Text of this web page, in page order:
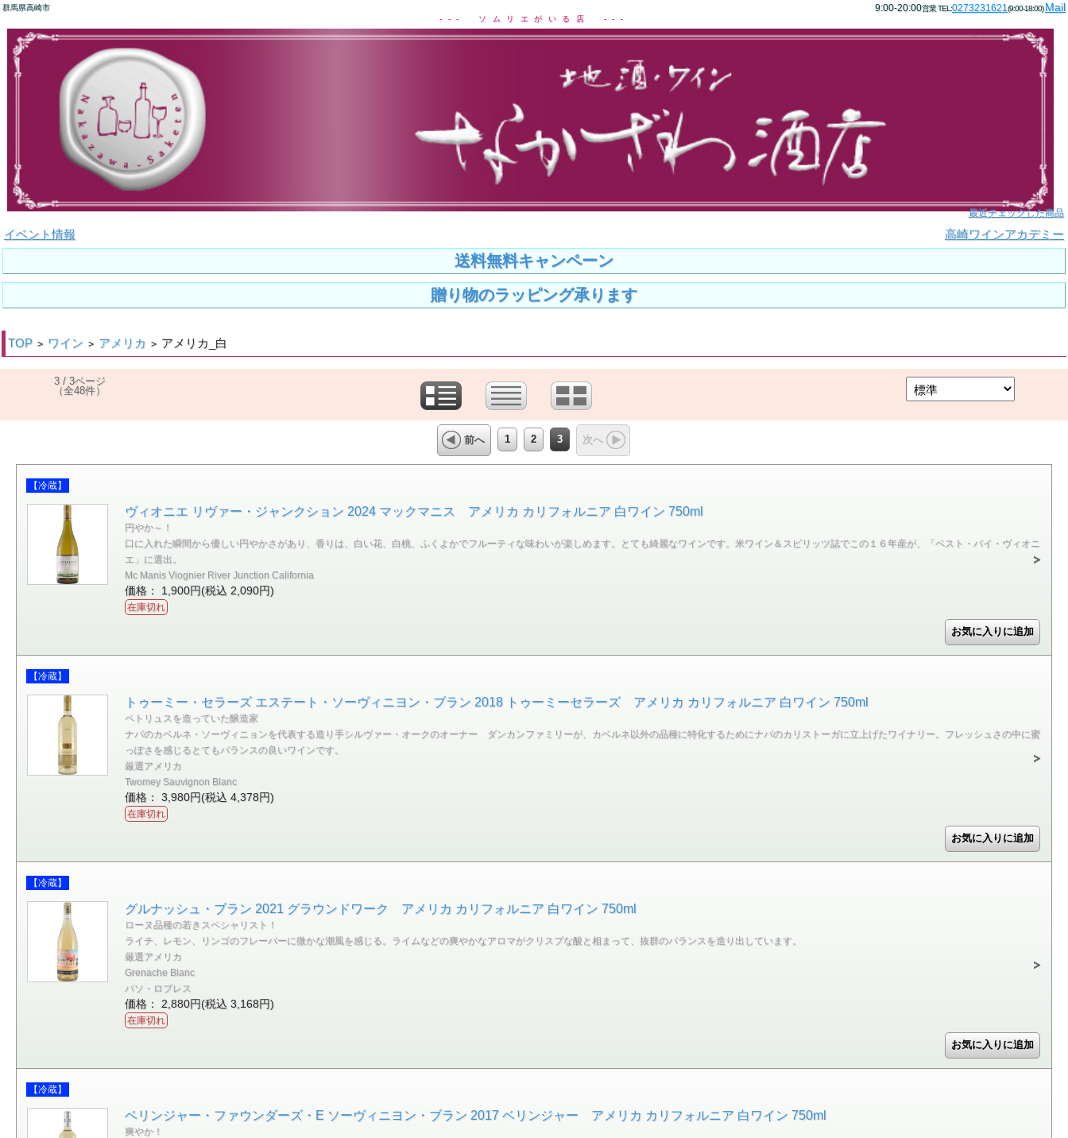
群馬県高崎市 9:00-20:00営業 TEL:0273231621(9:00-18:00)Mail
--- ソムリエがいる店 ---
最近チェックした商品
イベント情報 高崎ワインアカデミー
送料無料キャンペーン
贈り物のラッピング承ります
TOP > ワイン > アメリカ > アメリカ_白
3 / 3ページ
（全48件）
前へ 1 2 3 次へ
【冷蔵】
ヴィオニエ リヴァー・ジャンクション 2024 マックマニス アメリカ カリフォルニア 白ワイン 750ml
円やか～！
口に入れた瞬間から優しい円やかさがあり、香りは、白い花、白桃、ふくよかでフルーティな味わいが楽しめます。とても綺麗なワインです。米ワイン＆スピリッツ誌でこの１６年産が、「ベスト・バイ・ヴィオニ
エ」に選出。
Mc Manis Viognier River Junction California
価格： 1,900円(税込 2,090円)
在庫切れ
【冷蔵】
トゥーミー・セラーズ エステート・ソーヴィニヨン・ブラン 2018 トゥーミーセラーズ アメリカ カリフォルニア 白ワイン 750ml
ペトリュスを造っていた醸造家
ナパのカベルネ・ソーヴィニョンを代表する造り手シルヴァー・オークのオーナー ダンカンファミリーが、カベルネ以外の品種に特化するためにナパのカリストーガに立上げたワイナリー。フレッシュさの中に蜜
っぽさを感じるとてもバランスの良いワインです。
厳選アメリカ
Twomey Sauvignon Blanc
価格： 3,980円(税込 4,378円)
在庫切れ
【冷蔵】
グルナッシュ・ブラン 2021 グラウンドワーク アメリカ カリフォルニア 白ワイン 750ml
ローヌ品種の若きスペシャリスト！
ライチ、レモン、リンゴのフレーバーに微かな潮風を感じる。ライムなどの爽やかなアロマがクリスプな酸と相まって、抜群のバランスを造り出しています。
厳選アメリカ
Grenache Blanc
パソ・ロブレス
価格： 2,880円(税込 3,168円)
在庫切れ
【冷蔵】
ベリンジャー・ファウンダーズ・E ソーヴィニヨン・ブラン 2017 ベリンジャー アメリカ カリフォルニア 白ワイン 750ml
爽やか！